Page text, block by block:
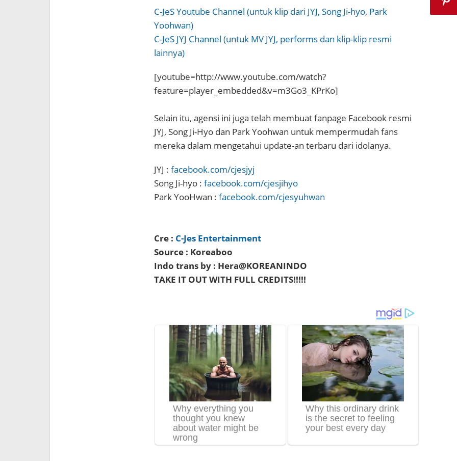
C-JeS Youtube Channel (untuk klip dari JYJ, Song Ji-hyo, Park
Yoohwan)
C-JeS JYJ Channel (untuk MV JYJ, performs dan klip-klip resmi
lainnya)
[youtube=http://www.youtube.com/watch?
feature=player_embedded&v=m3Go3_KPrKo]
Selain itu, agensi ini juga telah membuat fanpage Facebook resmi
JYJ, Song Ji-Hyo dan Park Yoohwan untuk mempermudah fans
mereka dalam mengetahui update-an terbaru dari idolanya.
JYJ : facebook.com/cjesjyj
Song Ji-hyo : facebook.com/cjesjihyo
Park YooHwan : facebook.com/cjesyuhwan
Cre : C-Jes Entertainment
Source : Koreaboo
Indo trans by : Hera@KOREANINDO
TAKE IT OUT WITH FULL CREDITS!!!!!